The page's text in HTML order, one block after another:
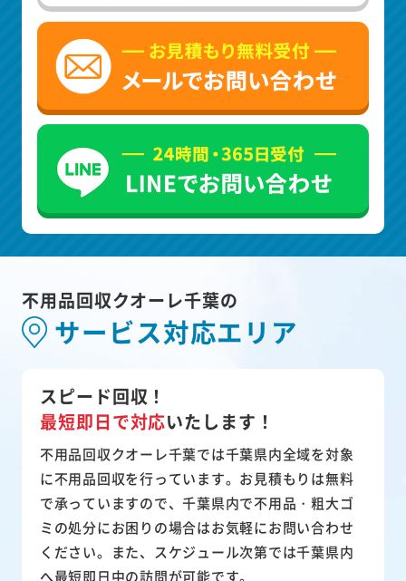
不用品回収クオーレ千葉の
サービス対応エリア
スピード回収！
最短即日で対応いたします！
不用品回収クオーレ千葉では千葉県内全域を対象
に不用品回収を行っています。お見積もりは無料
で承っていますので、千葉県内で不用品・粗大ゴ
ミの処分にお困りの場合はお気軽にお問い合わせ
ください。また、スケジュール次第では千葉県内
へ最短即日中の訪問が可能です。